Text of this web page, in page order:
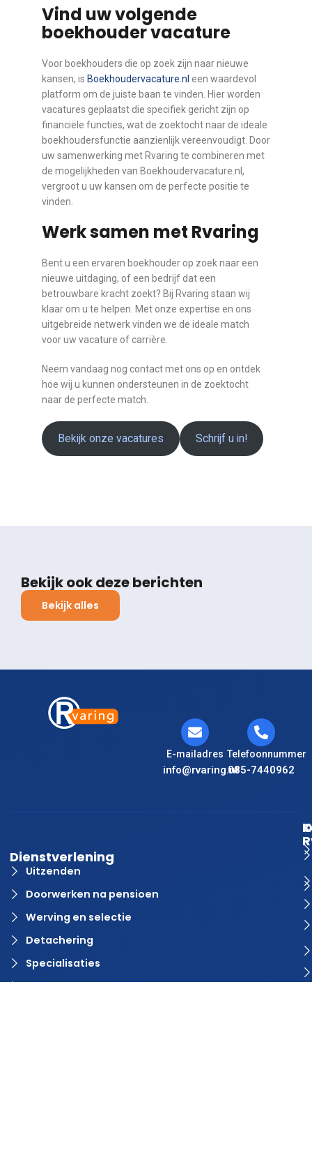
Vind uw volgende
boekhouder vacature
Voor boekhouders die op zoek zijn naar nieuwe
kansen, is Boekhoudervacature.nl een waardevol
platform om de juiste baan te vinden. Hier worden
vacatures geplaatst die specifiek gericht zijn op
financiële functies, wat de zoektocht naar de ideale
boekhoudersfunctie aanzienlijk vereenvoudigt. Door
uw samenwerking met Rvaring te combineren met
de mogelijkheden van Boekhoudervacature.nl,
vergroot u uw kansen om de perfecte positie te
vinden.
Werk samen met Rvaring
Bent u een ervaren boekhouder op zoek naar een
nieuwe uitdaging, of een bedrijf dat een
betrouwbare kracht zoekt? Bij Rvaring staan wij
klaar om u te helpen. Met onze expertise en ons
uitgebreide netwerk vinden we de ideale match
voor uw vacature of carrière.
Neem vandaag nog contact met ons op en ontdek
hoe wij u kunnen ondersteunen in de zoektocht
naar de perfecte match.
Bekijk onze vacatures Schrijf u in!
Bekijk ook deze berichten
Bekijk alles
E-mailadres
info@rvaring.nl
Telefoonnummer
085-7440962
Dienstverlening
Uitzenden
Doorwerken na pensioen
Werving en selectie
Detachering
Specialisaties
Vacature aanmelden?